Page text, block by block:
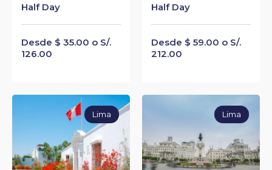
Half Day
Desde $ 35.00 o S/.
126.00
Half Day
Desde $ 59.00 o S/.
212.00
Lima Lima